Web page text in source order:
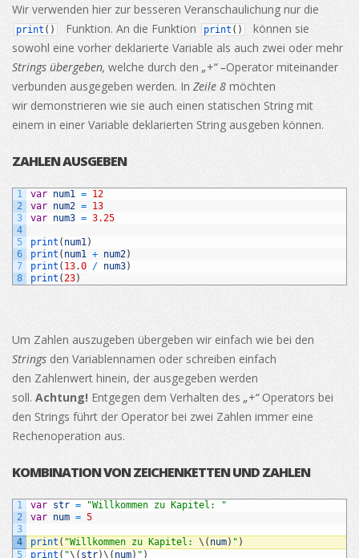
Wir verwenden hier zur besseren Veranschaulichung nur die
print ( ) Funktion. An die Funktion print ( )
können sie
sowohl eine vorher deklarierte Variable als auch zwei oder mehr
Strings übergeben, welche durch den „+“ –Operator miteinander
verbunden ausgegeben werden. In Zeile 8 möchten
wir demonstrieren wie sie auch einen statischen String mit
einem in einer Variable deklarierten String ausgeben können.
ZAHLEN AUSGEBEN
1
2
3
4
5
6
7
8
var num1 = 12
var num2 = 13
var num3 = 3.25
print ( num1 )
print ( num1 + num2)
print ( 13.0 / num3)
print ( 23)
Um Zahlen auszugeben übergeben wir einfach wie bei den
Strings den Variablennamen oder schreiben einfach
den Zahlenwert hinein, der ausgegeben werden
soll. Achtung! Entgegen dem Verhalten des „+“Operators bei
den Strings führt der Operator bei zwei Zahlen immer eine
Rechenoperation aus.
KOMBINATION VON ZEICHENKETTEN UND ZAHLEN
1
2
3
4
5
var str =
"Willkommen zu Kapitel: "
var num = 5
print ( "Willkommen zu Kapitel: \ ( num) " )
print ( "\ ( str)\ ( num) " )